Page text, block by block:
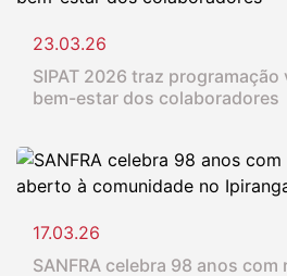
23.03.26
SIPAT 2026 traz programação
bem-estar dos colaboradores
17.03.26
SANFRA celebra 98 anos com